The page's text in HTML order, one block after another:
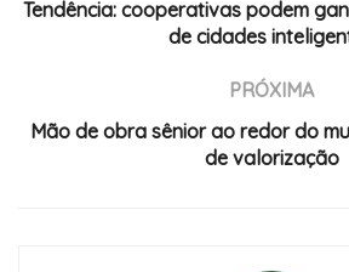
Tendência: cooperativas podem
de cidades
PRÓXIMA
Mão de obra sênior ao redor do
de valorização